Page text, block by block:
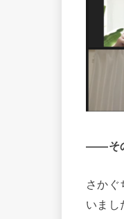
――そ
さかぐ
いまし